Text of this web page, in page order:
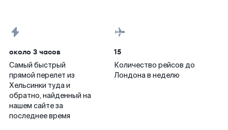
около 3 часов
Самый быстрый
прямой перелет из
Хельсинки туда и
обратно, найденный на
нашем сайте за
последнее время
15
Количество рейсов до
Лондона в неделю